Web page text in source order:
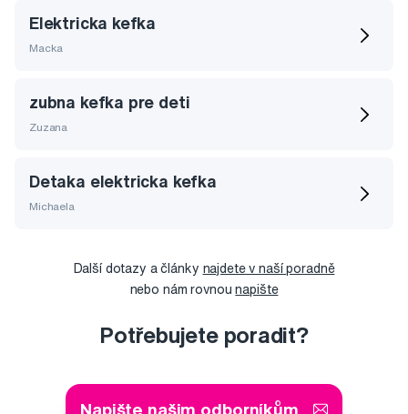
Elektricka kefka
Macka
zubna kefka pre deti
Zuzana
Detaka elektricka kefka
Michaela
Další dotazy a články najdete v naší poradně
nebo nám rovnounapište
Potřebujete poradit?
Napište našim odborníkům